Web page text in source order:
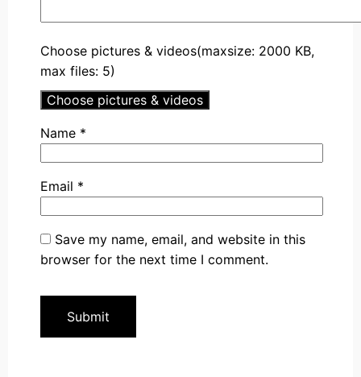
Choose pictures & videos(maxsize: 2000 KB,
max files: 5)
Choose pictures & videos
Name *
Email *
Save my name, email, and website in this
browser for the next time I comment.